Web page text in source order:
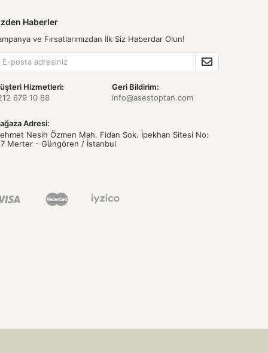
Haberler
ve Fırsatlarımızdan İlk Siz Haberdar Olun!
Hizmetleri:
679 10 88
Geri Bildirim:
info@asestoptan.com
Adresi:
Nesih Özmen Mah. Fidan Sok. İpekhan Sitesi No:
Merter - Güngören / İstanbul